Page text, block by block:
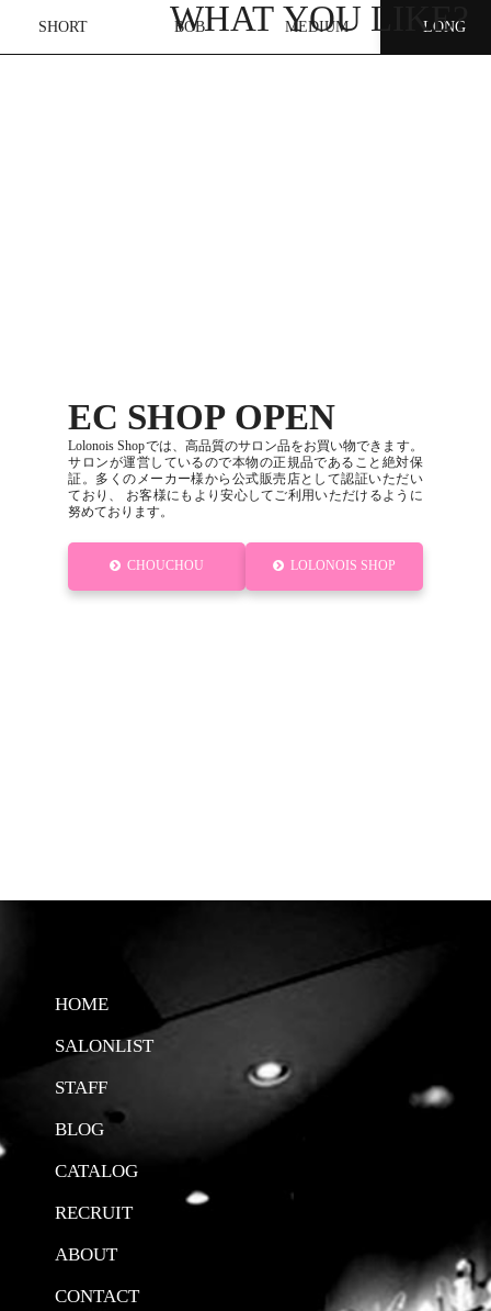
SHORT BOB MEDIUM LONG
EC SHOP OPEN
Lolonois Shopでは、高品質のサロン品をお買い物できます。
サロンが運営しているので本物の正規品であること絶対保
証。多くのメーカー様から公式販売店として認証いただい
ており、 お客様にもより安心してご利用いただけるように
努めております。
CHOUCHOU LOLONOIS SHOP
HOME
SALONLIST
STAFF
BLOG
CATALOG
RECRUIT
ABOUT
CONTACT